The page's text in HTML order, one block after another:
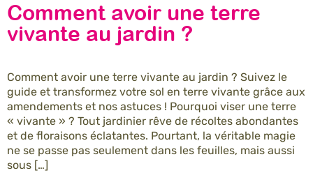
Comment avoir une terre
vivante au jardin ?
Comment avoir une terre vivante au jardin ? Suivez le
guide et transformez votre sol en terre vivante grâce aux
amendements et nos astuces ! Pourquoi viser une terre
« vivante » ? Tout jardinier rêve de récoltes abondantes
et de floraisons éclatantes. Pourtant, la véritable magie
ne se passe pas seulement dans les feuilles, mais aussi
sous […]